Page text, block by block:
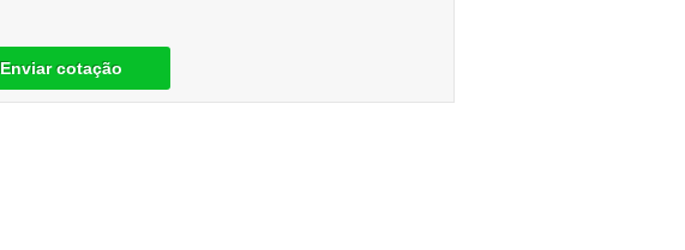
Enviar cotação